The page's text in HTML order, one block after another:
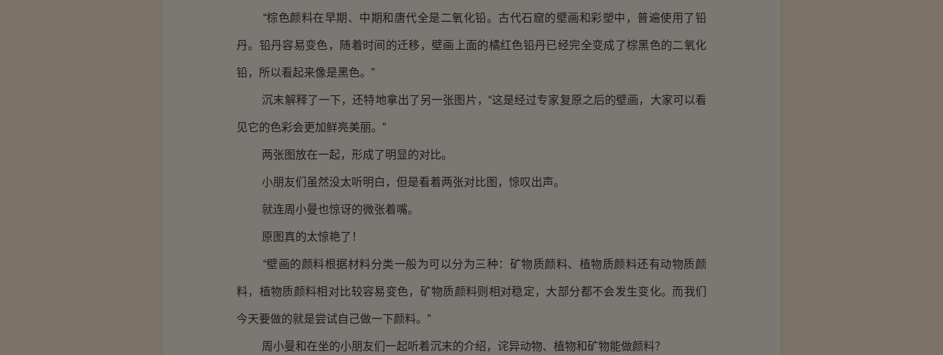
“棕色颜料在早期、中期和唐代全是二氧化铅。古代石窟的壁画和彩塑中，普遍使用了铅
丹。铅丹容易变色，随着时间的迁移，壁画上面的橘红色铅丹已经完全变成了棕黑色的二氧化
铅，所以看起来像是黑色。”
沉末解释了一下，还特地拿出了另一张图片，“这是经过专家复原之后的壁画，大家可以看
见它的色彩会更加鲜亮美丽。”
两张图放在一起，形成了明显的对比。
小朋友们虽然没太听明白，但是看着两张对比图，惊叹出声。
就连周小曼也惊讶的微张着嘴。
原图真的太惊艳了！
“壁画的颜料根据材料分类一般为可以分为三种：矿物质颜料、植物质颜料还有动物质颜
料，植物质颜料相对比较容易变色，矿物质颜料则相对稳定，大部分都不会发生变化。而我们
今天要做的就是尝试自己做一下颜料。”
周小曼和在坐的小朋友们一起听着沉末的介绍，诧异动物、植物和矿物能做颜料？